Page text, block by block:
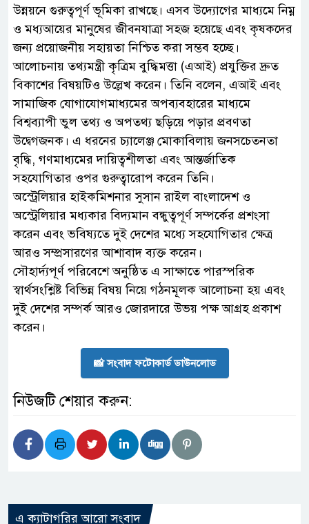
উন্নয়নে গুরুত্বপূর্ণ ভূমিকা রাখছে। এসব উদ্যোগের মাধ্যমে নিম্ন
ও মধ্যআয়ের মানুষের জীবনযাত্রা সহজ হয়েছে এবং কৃষকদের
জন্য প্রয়োজনীয় সহায়তা নিশ্চিত করা সম্ভব হচ্ছে।
আলোচনায় তথ্যমন্ত্রী কৃত্রিম বুদ্ধিমত্তা (এআই) প্রযুক্তির দ্রুত
বিকাশের বিষয়টিও উল্লেখ করেন। তিনি বলেন, এআই এবং
সামাজিক যোগাযোগমাধ্যমের অপব্যবহারের মাধ্যমে
বিশ্বব্যাপী ভুল তথ্য ও অপতথ্য ছড়িয়ে পড়ার প্রবণতা
উদ্বেগজনক। এ ধরনের চ্যালেঞ্জ মোকাবিলায় জনসচেতনতা
বৃদ্ধি, গণমাধ্যমের দায়িত্বশীলতা এবং আন্তর্জাতিক
সহযোগিতার ওপর গুরুত্বারোপ করেন তিনি।
অস্ট্রেলিয়ার হাইকমিশনার সুসান রাইল বাংলাদেশ ও
অস্ট্রেলিয়ার মধ্যকার বিদ্যমান বন্ধুত্বপূর্ণ সম্পর্কের প্রশংসা
করেন এবং ভবিষ্যতে দুই দেশের মধ্যে সহযোগিতার ক্ষেত্র
আরও সম্প্রসারণের আশাবাদ ব্যক্ত করেন।
সৌহার্দ্যপূর্ণ পরিবেশে অনুষ্ঠিত এ সাক্ষাতে পারস্পরিক
স্বার্থসংশ্লিষ্ট বিভিন্ন বিষয় নিয়ে গঠনমূলক আলোচনা হয় এবং
দুই দেশের সম্পর্ক আরও জোরদারে উভয় পক্ষ আগ্রহ প্রকাশ
করেন।
📸 সংবাদ ফটোকার্ড ডাউনলোড
নিউজটি শেয়ার করুন:
এ ক্যাটাগরির আরো সংবাদ